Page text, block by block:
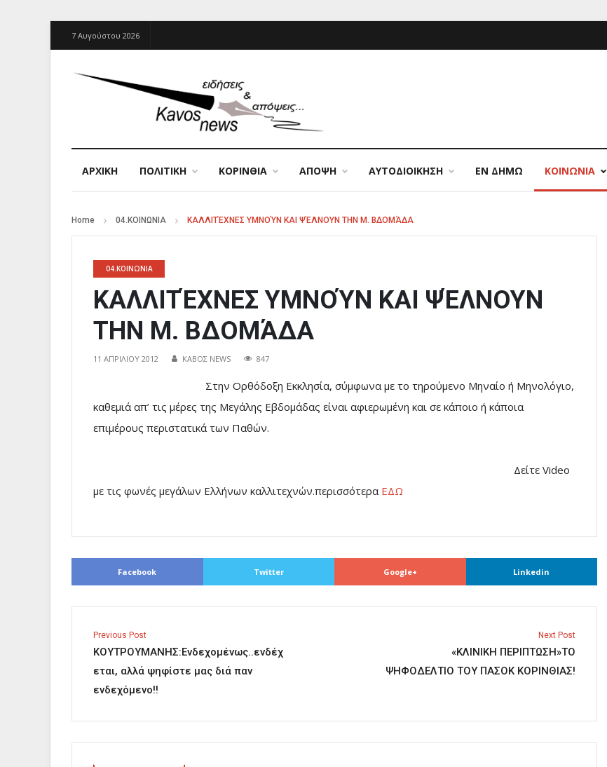
7 Αυγούστου 2026
ΑΡΧΙΚΉ ΠΟΛΙΤΙΚΗ ΚΟΡΙΝΘΙΑ ΑΠΟΨΗ ΑΥΤΟΔΙΟΙΚΗΣΗ ΕΝ ΔΗΜΩ ΚΟΙΝΩΝΙΑ
Home 04.ΚΟΙΝΩΝΙΑ ΚΑΛΛΙΤΈΧΝΕΣ ΥΜΝΟΎΝ ΚΑΙ ΨΈΛΝΟΥΝ ΤΗΝ Μ. ΒΔΟΜΆΔΑ
04.ΚΟΙΝΩΝΙΑ
ΚΑΛΛΙΤΈΧΝΕΣ ΥΜΝΟΎΝ ΚΑΙ ΨΈΛΝΟΥΝ
ΤΗΝ Μ. ΒΔΟΜΆΔΑ
11 ΑΠΡΙΛΊΟΥ 2012 ΚΑΒΟΣ NEWS 847
Στην Ορθόδοξη Εκκλησία, σύμφωνα με το τηρούμενο Μηναίο ή Μηνολόγιο,
καθεμιά απ’ τις μέρες της Μεγάλης Εβδομάδας είναι αφιερωμένη και σε κάποιο ή κάποια
επιμέρους περιστατικά των Παθών.
Δείτε Video
με τις φωνές μεγάλων Ελλήνων καλλιτεχνών.περισσότερα ΕΔΩ
Facebook Twitter Google+ Linkedin
Previous Post
ΚΟΥΤΡΟΥΜΑΝΗΣ:Ενδεχομένως..ενδέχ
εται, αλλά ψηφίστε μας διά παν
ενδεχόμενο!!
Next Post
«ΚΛΙΝΙΚΗ ΠΕΡΙΠΤΩΣΗ»ΤΟ
ΨΗΦΟΔΕΛΤΙΟ ΤΟΥ ΠΑΣΟΚ ΚΟΡΙΝΘΙΑΣ!